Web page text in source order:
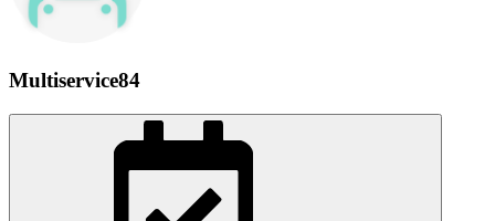
Multiservice84